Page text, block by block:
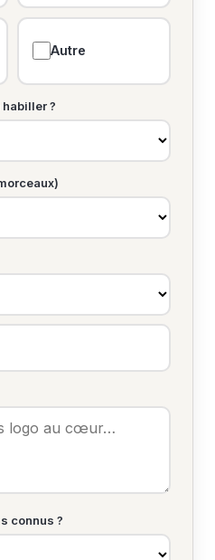
Autre
?
connus ?